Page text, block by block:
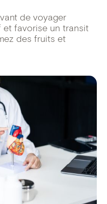
de voyager
et favorise un transit
des fruits et